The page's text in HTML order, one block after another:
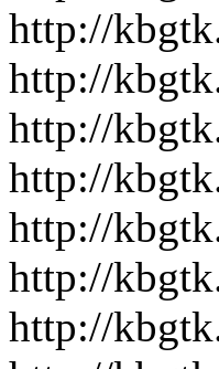
http://
http://
http://
http://
http://
http://
http://